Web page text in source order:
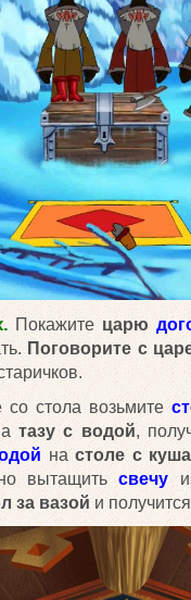
Покажите царю
Поговорите с
со стола возьмите
тазу с водой,
настоле с
вытащитьсвечу
за вазой и